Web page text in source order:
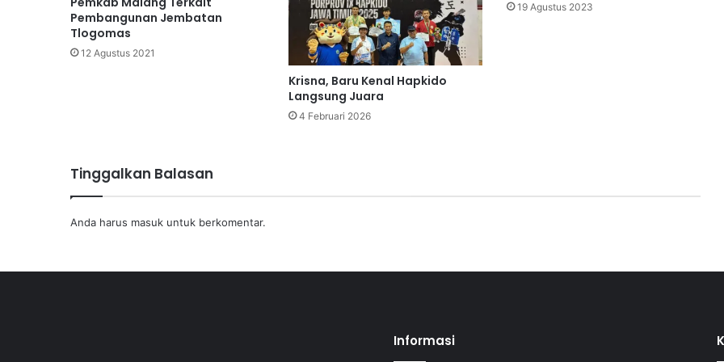
Pembangunan Jembatan
Tlogomas
12 Agustus 2021
Krisna, Baru Kenal Hapkido
Langsung Juara
4 Februari 2026
19 Agustus 2023
Tinggalkan Balasan
Anda harus masuk untuk berkomentar.
Informasi